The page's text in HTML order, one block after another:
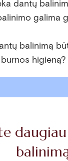
dantų
galima
balinimą
higieną?